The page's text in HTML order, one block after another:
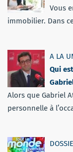
Vous
immobilier. Dans
A LA
Qui
Alors que Gabriel
personnelle à